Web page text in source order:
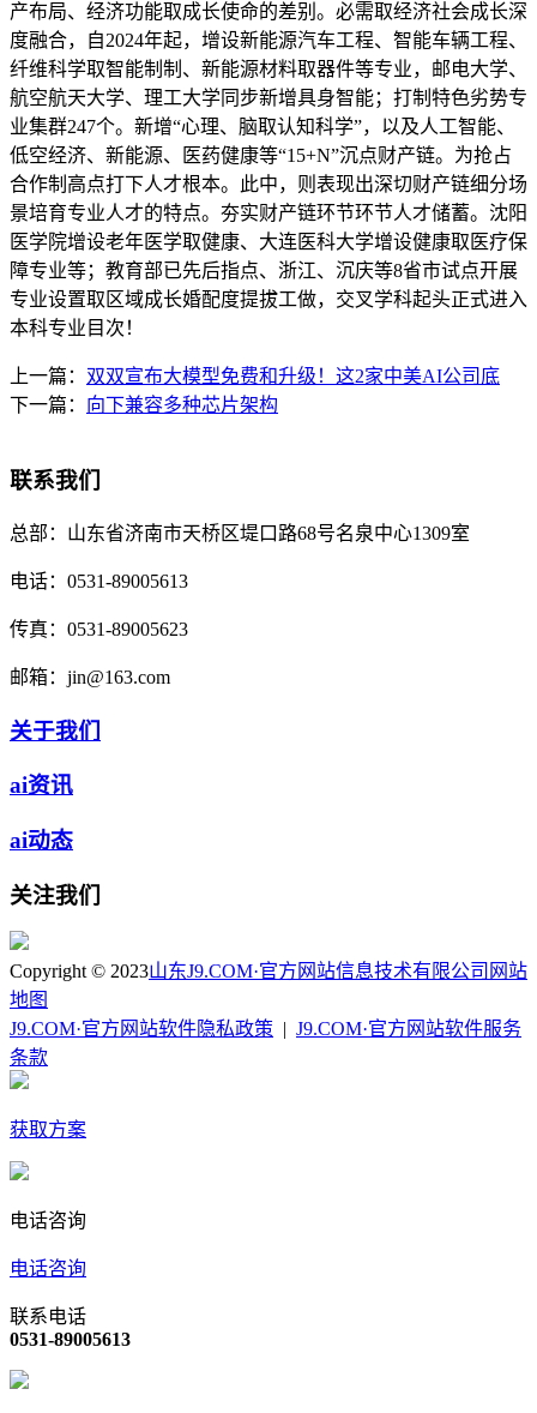
产布局、经济功能取成长使命的差别。必需取经济社会成长深
度融合，自2024年起，增设新能源汽车工程、智能车辆工程、
纤维科学取智能制制、新能源材料取器件等专业，邮电大学、
航空航天大学、理工大学同步新增具身智能；打制特色劣势专
业集群247个。新增“心理、脑取认知科学”，以及人工智能、
低空经济、新能源、医药健康等“15+N”沉点财产链。为抢占
合作制高点打下人才根本。此中，则表现出深切财产链细分场
景培育专业人才的特点。夯实财产链环节环节人才储蓄。沈阳
医学院增设老年医学取健康、大连医科大学增设健康取医疗保
障专业等；教育部已先后指点、浙江、沉庆等8省市试点开展
专业设置取区域成长婚配度提拔工做，交叉学科起头正式进入
本科专业目次！
上一篇： 双双宣布大模型免费和升级！这2家中美AI公司底
下一篇： 向下兼容多种芯片架构
联系我们
总部： 山东省济南市天桥区堤口路68号名泉中心1309室
电话： 0531-89005613
传真： 0531-89005623
邮箱： jin@163.com
关于我们
ai资讯
ai动态
关注我们
Copyright © 2023山东J9.COM·官方网站信息技术有限公司 网站
地图
J9.COM·官方网站软件隐私政策
J9.COM·官方网站软件服务
条款
获取方案
电话咨询
电话咨询
联系电话
0531-89005613